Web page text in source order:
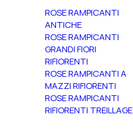
ROSE RAMPICANTI
ANTICHE
ROSE RAMPICANTI
GRANDI FIORI
RIFIORENTI
ROSE RAMPICANTI A
MAZZI RIFIORENTI
ROSE RAMPICANTI
RIFIORENTI TREILLAGE